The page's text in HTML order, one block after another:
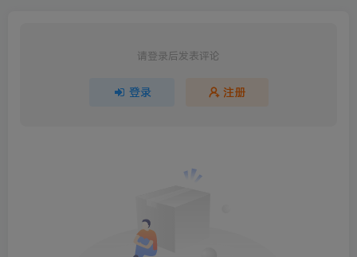
请登录后发表评论
登录 注册